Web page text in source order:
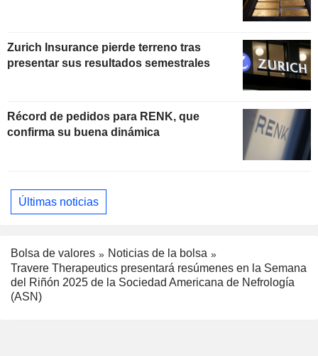
Zurich Insurance pierde terreno tras
presentar sus resultados semestrales
Récord de pedidos para RENK, que
confirma su buena dinámica
Últimas noticias
Bolsa de valores
Noticias de la bolsa
Travere Therapeutics presentará resúmenes en la Semana
del Riñón 2025 de la Sociedad Americana de Nefrología
(ASN)